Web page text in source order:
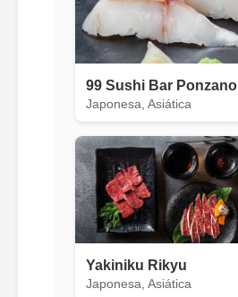
99 Sushi Bar Ponzano
Japonesa, Asiática
Yakiniku Rikyu
Japonesa, Asiática